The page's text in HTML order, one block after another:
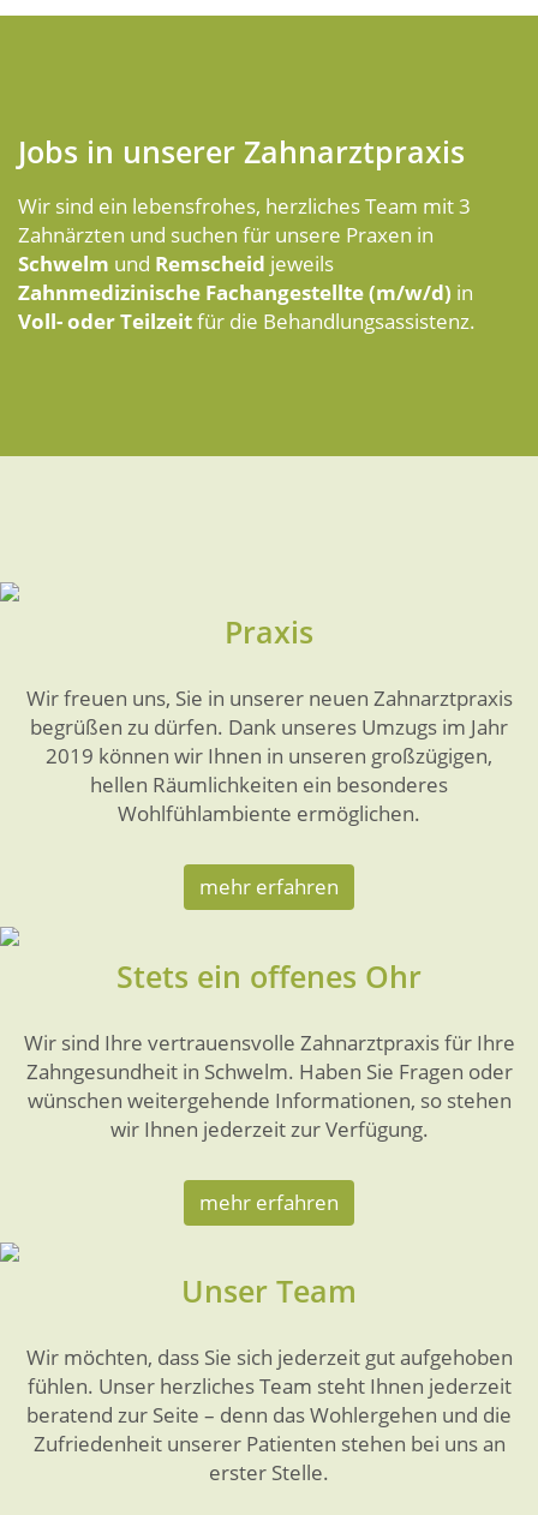
Jobs in unserer Zahnarztpraxis
Wir sind ein lebensfrohes, herzliches Team mit 3
Zahnärzten und suchen für unsere Praxen in
Schwelm und Remscheid jeweils
Zahnmedizinische Fachangestellte (m/w/d) in
Voll- oder Teilzeitfür die Behandlungsassistenz.
Praxis
Wir freuen uns, Sie in unserer neuen Zahnarztpraxis
begrüßen zu dürfen. Dank unseres Umzugs im Jahr
2019 können wir Ihnen in unseren großzügigen,
hellen Räumlichkeiten ein besonderes
Wohlfühlambiente ermöglichen.
mehr erfahren
Stets ein offenes Ohr
Wir sind Ihre vertrauensvolle Zahnarztpraxis für Ihre
Zahngesundheit in Schwelm. Haben Sie Fragen oder
wünschen weitergehende Informationen, so stehen
wir Ihnen jederzeit zur Verfügung.
mehr erfahren
Unser Team
Wir möchten, dass Sie sich jederzeit gut aufgehoben
fühlen. Unser herzliches Team steht Ihnen jederzeit
beratend zur Seite – denn das Wohlergehen und die
Zufriedenheit unserer Patienten stehen bei uns an
erster Stelle.